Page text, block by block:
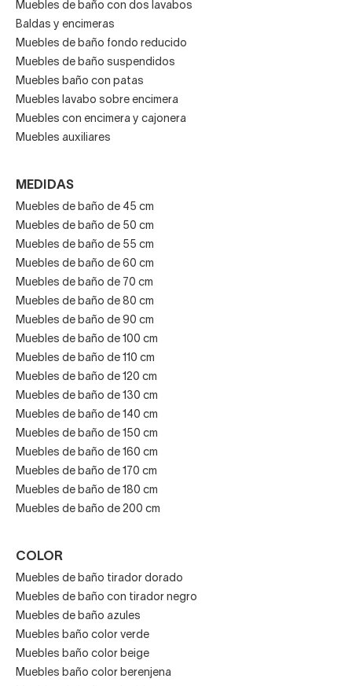
Muebles de baño con dos lavabos
Baldas y encimeras
Muebles de baño fondo reducido
Muebles de baño suspendidos
Muebles baño con patas
Muebles lavabo sobre encimera
Muebles con encimera y cajonera
Muebles auxiliares
MEDIDAS
Muebles de baño de 45 cm
Muebles de baño de 50 cm
Muebles de baño de 55 cm
Muebles de baño de 60 cm
Muebles de baño de 70 cm
Muebles de baño de 80 cm
Muebles de baño de 90 cm
Muebles de baño de 100 cm
Muebles de baño de 110 cm
Muebles de baño de 120 cm
Muebles de baño de 130 cm
Muebles de baño de 140 cm
Muebles de baño de 150 cm
Muebles de baño de 160 cm
Muebles de baño de 170 cm
Muebles de baño de 180 cm
Muebles de baño de 200 cm
COLOR
Muebles de baño tirador dorado
Muebles de baño con tirador negro
Muebles de baño azules
Muebles baño color verde
Muebles baño color beige
Muebles baño color berenjena